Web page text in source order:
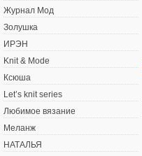
Журнал Мод
Золушка
ИРЭН
Knit & Mode
Ксюша
Let’s knit series
Любимое вязание
Меланж
НАТАЛЬЯ